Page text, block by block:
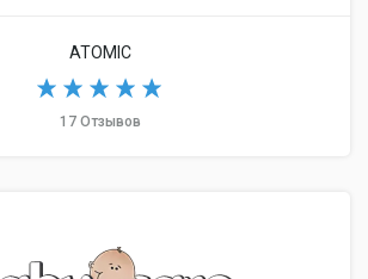
ATOMIC
17 Отзывов